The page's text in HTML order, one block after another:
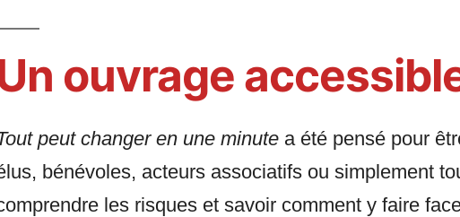
ouvrage
peut changer en une minutea été pensé pour
bénévoles, acteurs associatifs ou simplement
les risques et savoir comment y faire